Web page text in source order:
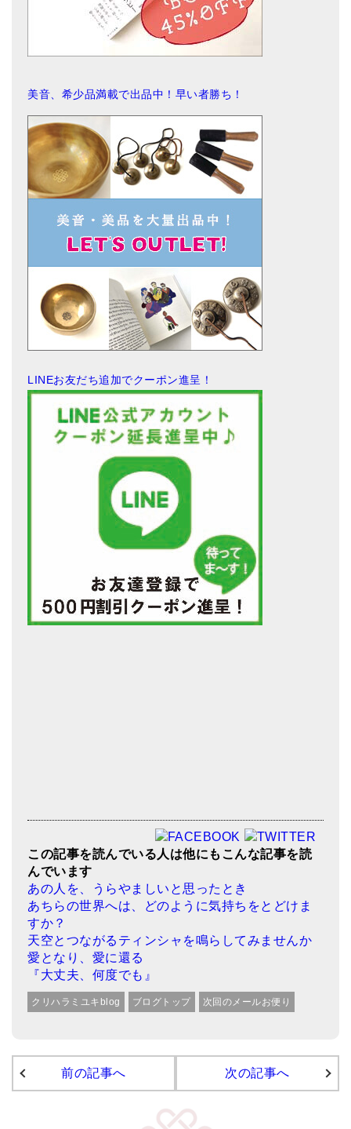
美音、希少品満載で出品中！早い者勝ち！
LINEお友だち追加でクーポン進呈！
この記事を読んでいる人は他にもこんな記事を読
んでいます
あの人を、うらやましいと思ったとき
あちらの世界へは、どのように気持ちをとどけま
すか？
天空とつながるティンシャを鳴らしてみませんか
愛となり、愛に還る
『大丈夫、何度でも』
クリハラミユキblog ブログトップ 次回のメールお便り
前の記事へ 次の記事へ